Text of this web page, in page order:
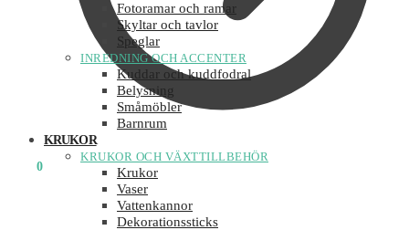
0
Fotoramar och ramar
Skyltar och tavlor
Speglar
INREDNING OCH ACCENTER
Kuddar och kuddfodral
Belysning
Småmöbler
Barnrum
KRUKOR
KRUKOR OCH VÄXTTILLBEHÖR
Krukor
Vaser
Vattenkannor
Dekorationssticks